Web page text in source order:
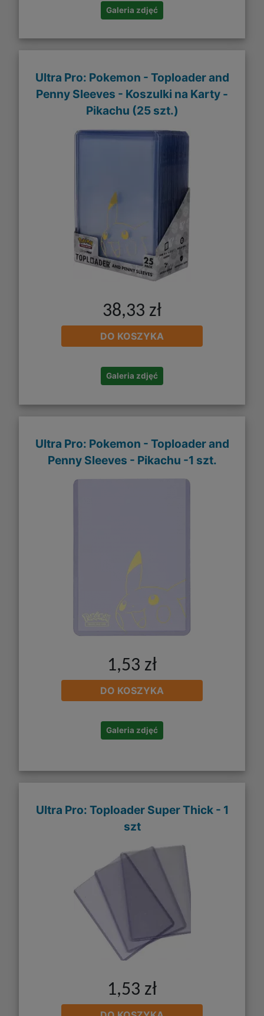
Galeria zdjęć
Ultra Pro: Pokemon - Toploader and
Penny Sleeves - Koszulki na Karty -
Pikachu (25 szt.)
38,33 zł
DO KOSZYKA
Galeria zdjęć
Ultra Pro: Pokemon - Toploader and
Penny Sleeves - Pikachu -1 szt.
1,53 zł
DO KOSZYKA
Galeria zdjęć
Ultra Pro: Toploader Super Thick - 1
szt
1,53 zł